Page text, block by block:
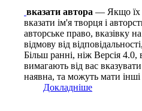
вказати автора — Якщо їх
вказати ім'я творця і
авторське право, вказівку
відмову від
Більш ранні, ніж Версія 4.0,
вимагають від вас
наявна, та можуть мати інші
Докладніше